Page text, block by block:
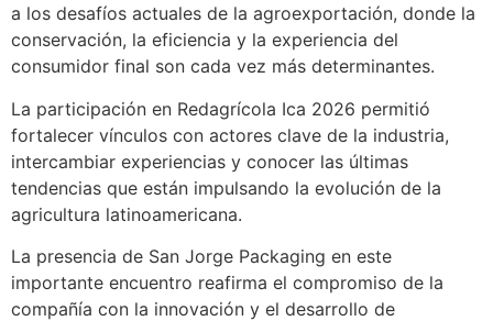
a los desafíos actuales de la agroexportación, donde la
conservación, la eficiencia y la experiencia del
consumidor final son cada vez más determinantes.
La participación en Redagrícola Ica 2026 permitió
fortalecer vínculos con actores clave de la industria,
intercambiar experiencias y conocer las últimas
tendencias que están impulsando la evolución de la
agricultura latinoamericana.
La presencia de San Jorge Packaging en este
importante encuentro reafirma el compromiso de la
compañía con la innovación y el desarrollo de